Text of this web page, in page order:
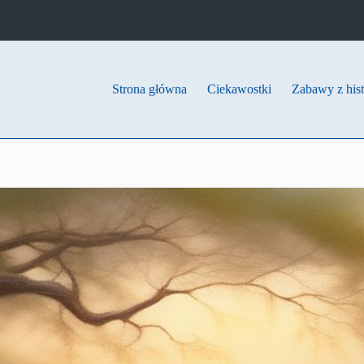
Strona główna Ciekawostki Zabawy z